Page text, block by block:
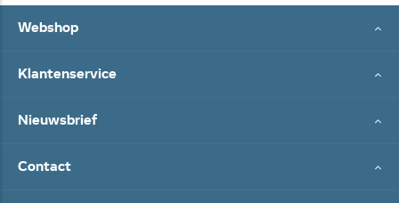
Webshop
Klantenservice
Nieuwsbrief
Contact